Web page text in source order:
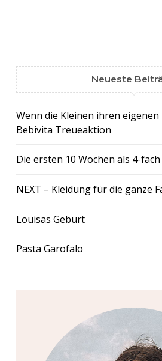
Neueste
Wenn die Kleinen ihren
Bebivita Treueaktion
Die ersten 10 Wochen als 4-
NEXT – Kleidung für die ganze
Louisas Geburt
Pasta Garofalo